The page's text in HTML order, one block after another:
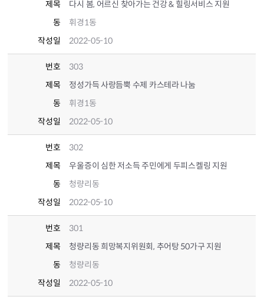
제목
다시 봄, 어르신 찾아가는 건강 & 힐링서비스 지원
동
휘경1동
작성일
2022-05-10
번호
303
제목
정성가득 사랑듬뿍 수제 카스테라 나눔
동
휘경1동
작성일
2022-05-10
번호
302
제목
우울증이 심한 저소득 주민에게 두피스켈링 지원
동
청량리동
작성일
2022-05-10
번호
301
제목
청량리동 희망복지위원회, 추어탕 50가구 지원
동
청량리동
작성일
2022-05-10